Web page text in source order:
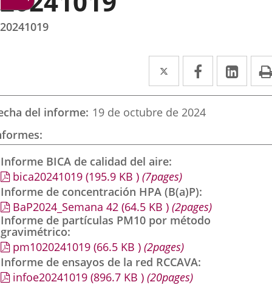
20241019
Twitter
Enlace
a
una
externa.
Facebook
Enlace
a
una
externa.
a
del informe 19 de octubre de 2024
Informe BICA de calidad del aire
bica20241019 (195.9 KB ) (7pages)
Informe de concentración HPA (B(a)P)
BaP2024_Semana 42 (64.5 KB ) (2pages)
Informe de partículas PM10 por método
gravimétrico
pm1020241019 (66.5 KB ) (2pages)
Informe de ensayos de la red RCCAVA
infoe20241019 (896.7 KB ) (20pages)